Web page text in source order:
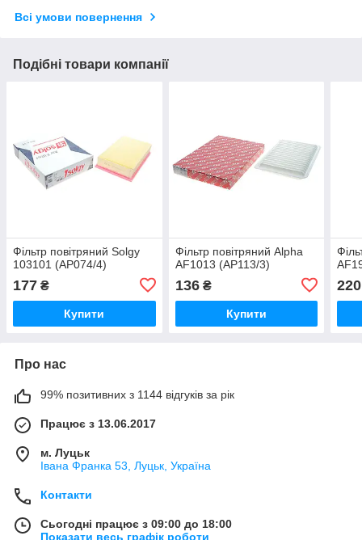
Всі умови повернення
Подібні товари компанії
Фільтр повітряний Solgy
103101 (AP074/4)
177 ₴
Купити
Фільтр повітряний Alpha
AF1013 (AP113/3)
136₴
Купити
220
Про нас
99% позитивних з 1144 відгуків за рік
Працює з 13.06.2017
м. Луцьк
Івана Франка 53, Луцьк, Україна
Контакти
Сьогодні працює з 09:00 до 18:00
Показати весь графік роботи